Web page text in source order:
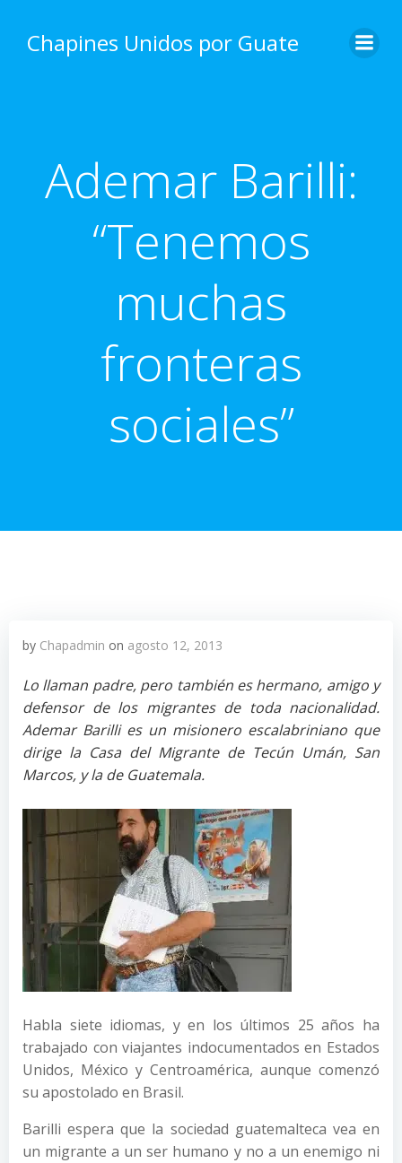
content
Chapines Unidos por Guate
Ademar Barilli:
“Tenemos
muchas
fronteras
sociales”
by Chapadmin on agosto 12, 2013
Lo llaman padre, pero también es hermano, amigo y
defensor de los migrantes de toda nacionalidad.
Ademar Barilli es un misionero escalabriniano que
dirige la Casa del Migrante de Tecún Umán, San
Marcos, y la de Guatemala.
Habla siete idiomas, y en los últimos 25 años ha
trabajado con viajantes indocumentados en Estados
Unidos, México y Centroamérica, aunque comenzó
su apostolado en Brasil.
Barilli espera que la sociedad guatemalteca vea en
un migrante a un ser humano y no a un enemigo ni